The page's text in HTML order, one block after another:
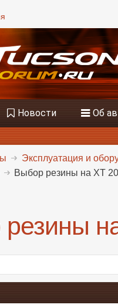
Новости Об
Эксплуатация и
Выбор резины на ХТ